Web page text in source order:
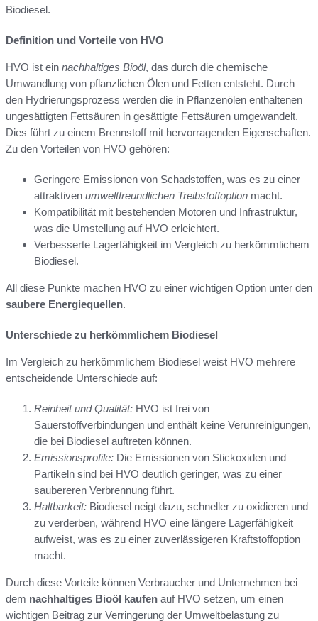
Biodiesel.
Definition und Vorteile von HVO
HVO ist ein nachhaltiges Bioöl, das durch die chemische
Umwandlung von pflanzlichen Ölen und Fetten entsteht. Durch
den Hydrierungsprozess werden die in Pflanzenölen enthaltenen
ungesättigten Fettsäuren in gesättigte Fettsäuren umgewandelt.
Dies führt zu einem Brennstoff mit hervorragenden Eigenschaften.
Zu den Vorteilen von HVO gehören:
Geringere Emissionen von Schadstoffen, was es zu einer
attraktiven umweltfreundlichen Treibstoffoption macht.
Kompatibilität mit bestehenden Motoren und Infrastruktur,
was die Umstellung auf HVO erleichtert.
Verbesserte Lagerfähigkeit im Vergleich zu herkömmlichem
Biodiesel.
All diese Punkte machen HVO zu einer wichtigen Option unter den
saubere Energiequellen.
Unterschiede zu herkömmlichem Biodiesel
Im Vergleich zu herkömmlichem Biodiesel weist HVO mehrere
entscheidende Unterschiede auf:
Reinheit und Qualität: HVO ist frei von
Sauerstoffverbindungen und enthält keine Verunreinigungen,
die bei Biodiesel auftreten können.
Emissionsprofile: Die Emissionen von Stickoxiden und
Partikeln sind bei HVO deutlich geringer, was zu einer
saubereren Verbrennung führt.
Haltbarkeit: Biodiesel neigt dazu, schneller zu oxidieren und
zu verderben, während HVO eine längere Lagerfähigkeit
aufweist, was es zu einer zuverlässigeren Kraftstoffoption
macht.
Durch diese Vorteile können Verbraucher und Unternehmen bei
dem nachhaltiges Bioöl kaufen auf HVO setzen, um einen
wichtigen Beitrag zur Verringerung der Umweltbelastung zu